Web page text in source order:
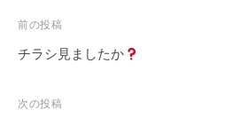
外
構
門
前の投稿
チラシ見ましたか
次の投稿